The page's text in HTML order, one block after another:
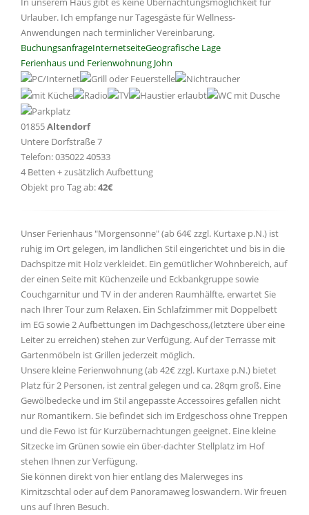
Urlauber. Ich empfange nur Tagesgäste für Wellness-
Anwendungen nach terminlicher Vereinbarung.
BuchungsanfrageInternetseiteGeografische Lage
Ferienhaus und Ferienwohnung John
01855Altendorf
Untere Dorfstraße 7
Telefon: 035022 40533
4 Betten + zusätzlich Aufbettung
Objekt pro Tag ab:42€
Unser Ferienhaus "Morgensonne" (ab 64€ zzgl. Kurtaxe p.N.) ist
ruhig im Ort gelegen, im ländlichen Stil eingerichtet und bis in die
Dachspitze mit Holz verkleidet. Ein gemütlicher Wohnbereich, auf
der einen Seite mit Küchenzeile und Eckbankgruppe sowie
Couchgarnitur und TV in der anderen Raumhälfte, erwartet Sie
nach Ihrer Tour zum Relaxen. Ein Schlafzimmer mit Doppelbett
im EG sowie 2 Aufbettungen im Dachgeschoss,(letztere über eine
Leiter zu erreichen) stehen zur Verfügung. Auf der Terrasse mit
Gartenmöbeln ist Grillen jederzeit möglich.
Unsere kleine Ferienwohnung (ab 42€ zzgl. Kurtaxe p.N.) bietet
Platz für 2 Personen, ist zentral gelegen und ca. 28qm groß. Eine
Gewölbedecke und im Stil angepasste Accessoires gefallen nicht
nur Romantikern. Sie befindet sich im Erdgeschoss ohne Treppen
und die Fewo ist für Kurzübernachtungen geeignet. Eine kleine
Sitzecke im Grünen sowie ein über-dachter Stellplatz im Hof
stehen Ihnen zur Verfügung.
Sie können direkt von hier entlang des Malerweges ins
Kirnitzschtal oder auf dem Panoramaweg loswandern. Wir freuen
uns auf Ihren Besuch.